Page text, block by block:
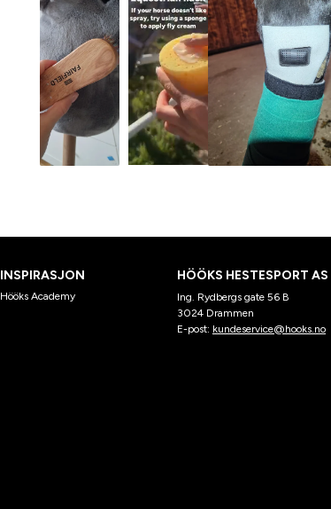
INSPIRASJON
Hööks Academy
HÖÖKS HESTESPORT AS
Ing. Rydbergs gate 56 B
3024 Drammen
E-post: kundeservice@hooks.no